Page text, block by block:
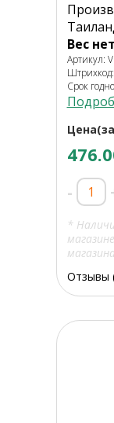
Вес
Артикул:
Срок
-
*
Отзывы